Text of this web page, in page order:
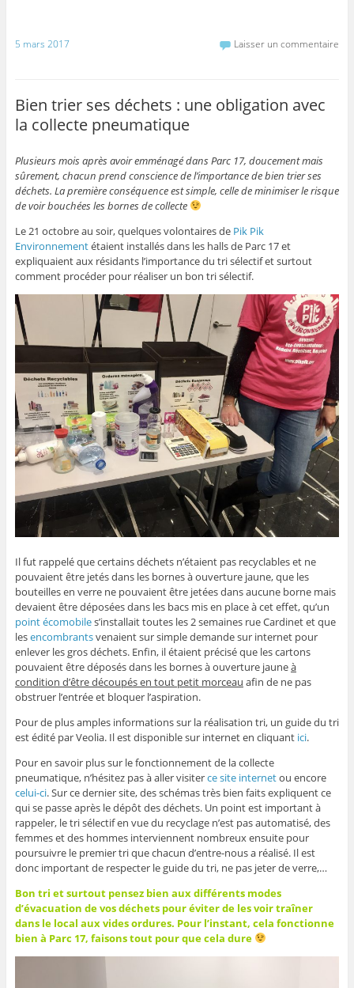
5 mars 2017 Laisser un commentaire
Bien trier ses déchets : une obligation avec
la collecte pneumatique
Plusieurs mois après avoir emménagé dans Parc 17, doucement mais
sûrement, chacun prend conscience de l’importance de bien trier ses
déchets. La première conséquence est simple, celle de minimiser le risque
de voir bouchées les bornes de collecte
Le 21 octobre au soir, quelques volontaires de Pik Pik
Environnementétaient installés dans les halls de Parc 17 et
expliquaient aux résidants l’importance du tri sélectif et surtout
comment procéder pour réaliser un bon tri sélectif.
Il fut rappelé que certains déchets n’étaient pas recyclables et ne
pouvaient être jetés dans les bornes à ouverture jaune, que les
bouteilles en verre ne pouvaient être jetées dans aucune borne mais
devaient être déposées dans les bacs mis en place à cet effet, qu’un
point écomobiles’installait toutes les 2 semaines rue Cardinet et que
lesencombrantsvenaient sur simple demande sur internet pour
enlever les gros déchets. Enfin, il étaient précisé que les cartons
pouvaient être déposés dans les bornes à ouverture jauneà
condition d’être découpés en tout petit morceau afin de ne pas
obstruer l’entrée et bloquer l’aspiration.
Pour de plus amples informations sur la réalisation tri, un guide du tri
est édité par Veolia. Il est disponible sur internet en cliquant ici.
Pour en savoir plus sur le fonctionnement de la collecte
pneumatique, n’hésitez pas à aller visiterce site internetou encore
celui-ci. Sur ce dernier site, des schémas très bien faits expliquent ce
qui se passe après le dépôt des déchets. Un point est important à
rappeler, le tri sélectif en vue du recyclage n’est pas automatisé, des
femmes et des hommes interviennent nombreux ensuite pour
poursuivre le premier tri que chacun d’entre-nous a réalisé. Il est
donc important de respecter le guide du tri, ne pas jeter de verre,…
Bon tri et surtout pensez bien aux différents modes
d’évacuation de vos déchets pour éviter de les voir traîner
dans le local aux vides ordures. Pour l’instant, cela fonctionne
bien à Parc 17, faisons tout pour que cela dure